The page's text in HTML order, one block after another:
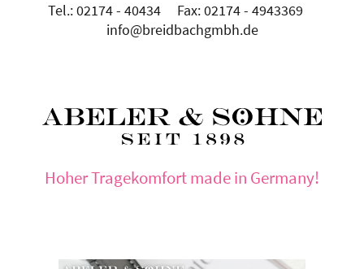
Tel.: 02174 - 40434 Fax: 02174 - 4943369
info@breidbachgmbh.de
Hoher Tragekomfort made in Germany!